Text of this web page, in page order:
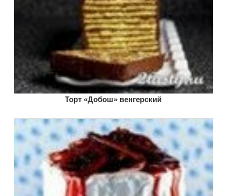
Торт «Добош» венгерский